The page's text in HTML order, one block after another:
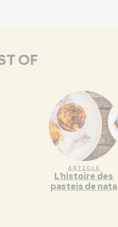
OF
ARTICLE
L'histoire des
pasteis de nata